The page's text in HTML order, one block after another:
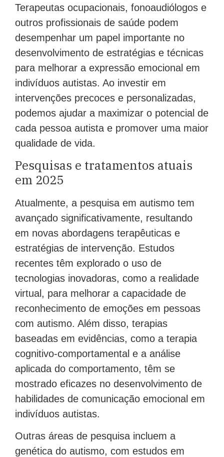
Terapeutas ocupacionais, fonoaudiólogos e
outros profissionais de saúde podem
desempenhar um papel importante no
desenvolvimento de estratégias e técnicas
para melhorar a expressão emocional em
indivíduos autistas. Ao investir em
intervenções precoces e personalizadas,
podemos ajudar a maximizar o potencial de
cada pessoa autista e promover uma maior
qualidade de vida.
Pesquisas e tratamentos atuais
em 2025
Atualmente, a pesquisa em autismo tem
avançado significativamente, resultando
em novas abordagens terapêuticas e
estratégias de intervenção. Estudos
recentes têm explorado o uso de
tecnologias inovadoras, como a realidade
virtual, para melhorar a capacidade de
reconhecimento de emoções em pessoas
com autismo. Além disso, terapias
baseadas em evidências, como a terapia
cognitivo-comportamental e a análise
aplicada do comportamento, têm se
mostrado eficazes no desenvolvimento de
habilidades de comunicação emocional em
indivíduos autistas.
Outras áreas de pesquisa incluem a
genética do autismo, com estudos em